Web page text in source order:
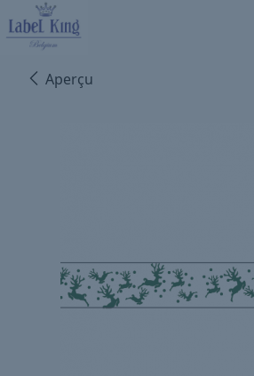
Aperçu